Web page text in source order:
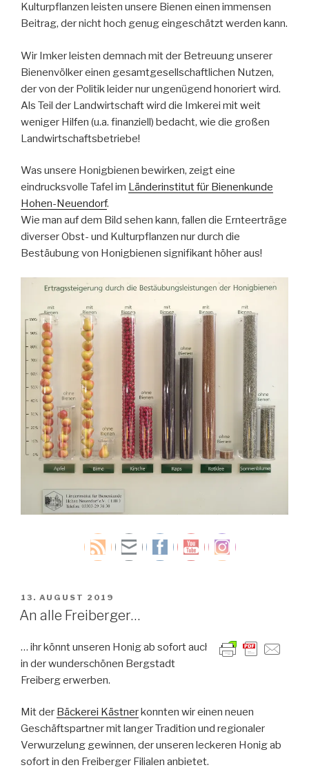
Kulturpflanzen leisten unsere Bienen einen immensen
Beitrag, der nicht hoch genug eingeschätzt werden kann.
Wir Imker leisten demnach mit der Betreuung unserer
Bienenvölker einen gesamtgesellschaftlichen Nutzen,
der von der Politik leider nur ungenügend honoriert wird.
Als Teil der Landwirtschaft wird die Imkerei mit weit
weniger Hilfen (u.a. finanziell) bedacht, wie die großen
Landwirtschaftsbetriebe!
Was unsere Honigbienen bewirken, zeigt eine
eindrucksvolle Tafel im Länderinstitut für Bienenkunde
Hohen-Neuendorf.
Wie man auf dem Bild sehen kann, fallen die Ernteerträge
diverser Obst- und Kulturpflanzen nur durch die
Bestäubung von Honigbienen signifikant höher aus!
VERÖFFENTLICHT
AM
13. AUGUST 2019
An alle Freiberger…
… ihr könnt unseren Honig ab sofort auch
in der wunderschönen Bergstadt
Freiberg erwerben.
Mit der Bäckerei Kästnerkonnten wir einen neuen
Geschäftspartner mit langer Tradition und regionaler
Verwurzelung gewinnen, der unseren leckeren Honig ab
sofort in den Freiberger Filialen anbietet.